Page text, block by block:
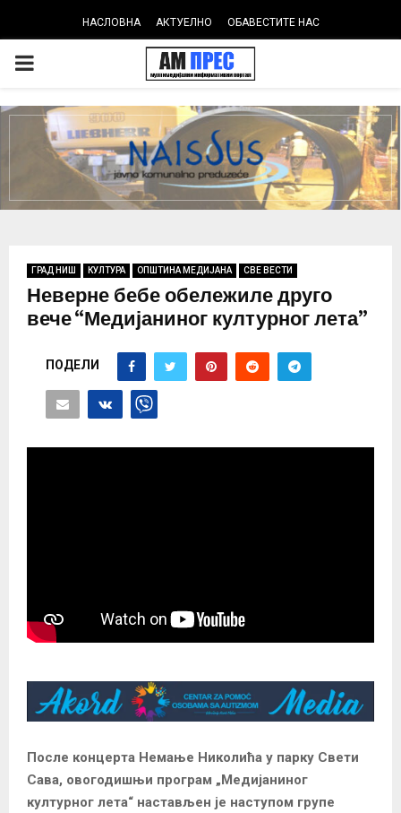
НАСЛОВНА АКТУЕЛНО ОБАВЕСТИТЕ НАС
PRIMARY
MENU
ГРАД НИШ КУЛТУРА ОПШТИНА МЕДИЈАНА СВЕ ВЕСТИ
Неверне бебе обележиле друго
вече “Медијаниног културног лета”
ПОДЕЛИ
После концерта Немање Николића у парку Свети
Сава, овогодишњи програм „Медијаниног
културног лета“ настављен је наступом групе